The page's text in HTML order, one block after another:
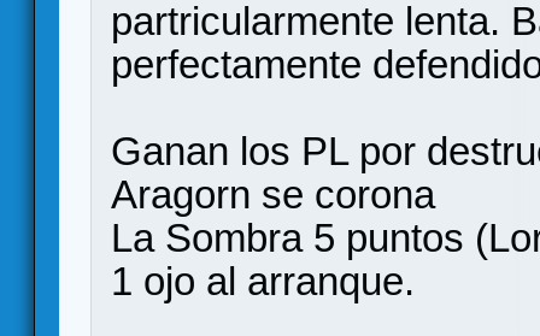
partricularmente lenta.
perfectamente
Ganan los PL por
Aragorn se corona
La Sombra 5 puntos
1 ojo al arranque.